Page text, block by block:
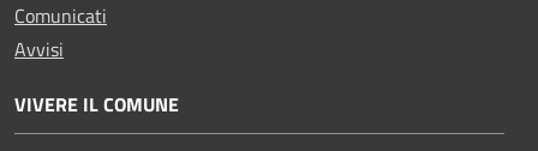
Comunicati
Avvisi
VIVERE IL COMUNE